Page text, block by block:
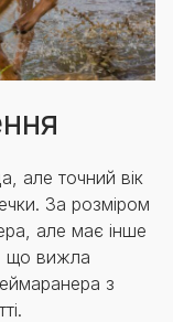
але точний вік
За розміром
але має інше
що вижла
з